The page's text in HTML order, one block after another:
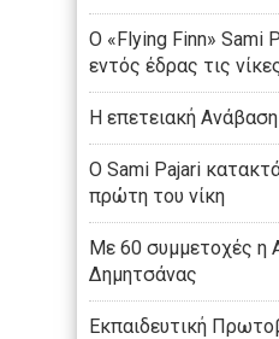
Ο «Flying Finn» Sami
εντός έδρας τις
Η επετειακή Ανάβαση
Ο Sami Pajari
πρώτη του νίκη
Με 60 συμμετοχές η
Δημητσάνας
Εκπαιδευτική